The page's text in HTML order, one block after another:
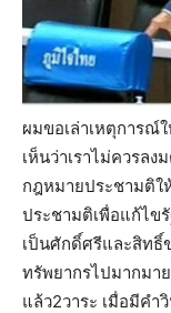
ผมขอเล่าเหตุการณ์
เห็นว่าเราไม่ควรล
กฎหมายประชามติใ
ประชามติเพื่อแก้ไข
เป็นศักดิ์ศรีและสิทธิ์
ทรัพยากรไปมากมา
แล้ว2วาระ เมื่อมีค